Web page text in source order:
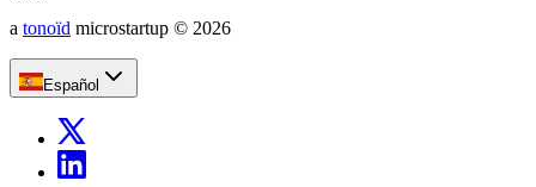
a tonoïd microstartup © 2026
Español